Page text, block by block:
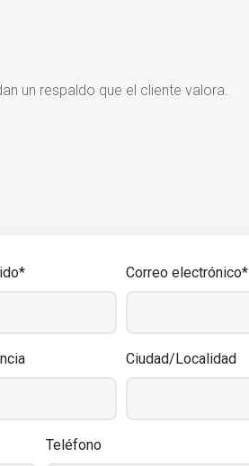
un respaldo que el cliente valora.
Correo electrónico*
Ciudad/Localidad
Teléfono